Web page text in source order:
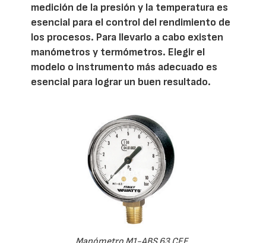
medición de la presión y la temperatura es
esencial para el control del rendimiento de
los procesos. Para llevarlo a cabo existen
manómetros y termómetros. Elegir el
modelo o instrumento más adecuado es
esencial para lograr un buen resultado.